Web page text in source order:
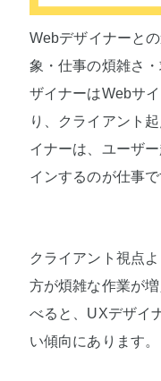
Webデザイナーと
象・仕事の煩雑さ
ザイナーはWebサ
り、クライアント
イナーは、ユーザ
インするのが仕事で
クライアント視点
方が煩雑な作業が
べると、UXデザイ
い傾向にあります。